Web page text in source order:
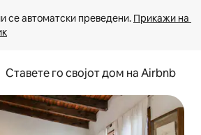
се автоматски преведени. Прикажи на
Ставете го својот дом на Airbnb